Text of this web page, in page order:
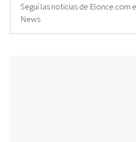
Seguí las noticias de Elonce.com
News